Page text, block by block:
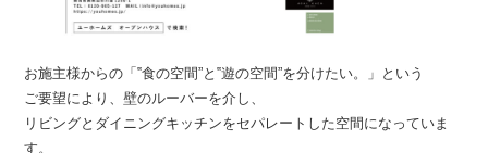
お施主様からの「‟食の空間”と‟遊の空間”を分けたい。」という
ご要望により、壁のルーバーを介し、
リビングとダイニングキッチンをセパレートした空間になっていま
す。